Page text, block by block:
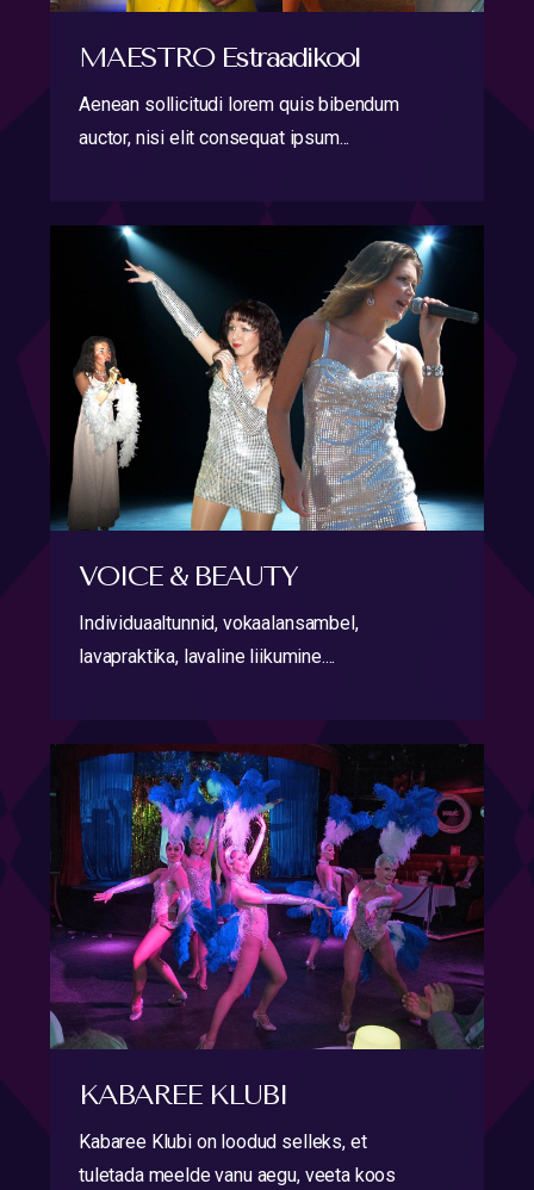
MAESTRO Estraadikool
Aenean sollicitudi lorem quis bibendum
auctor, nisi elit consequat ipsum...
VOICE & BEAUTY
Individuaaltunnid, vokaalansambel,
lavapraktika, lavaline liikumine....
KABAREE KLUBI
Kabaree Klubi on loodud selleks, et
tuletada meelde vanu aegu, veeta koos